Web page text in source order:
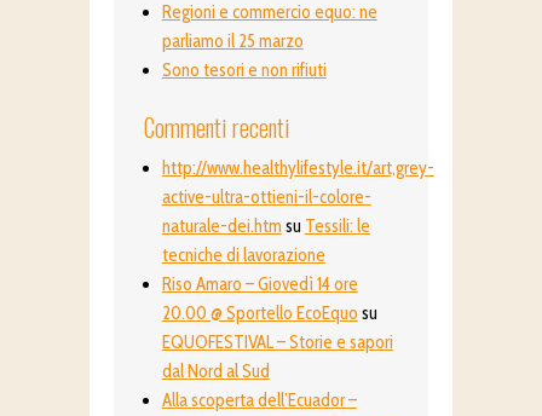
Regioni e commercio equo: ne
parliamo il 25 marzo
Sono tesori e non rifiuti
Commenti recenti
http://www.healthylifestyle.it/art,grey-
active-ultra-ottieni-il-colore-
naturale-dei.htm su Tessili: le
tecniche di lavorazione
Riso Amaro – Giovedì 14 ore
20.00 @ Sportello EcoEquo su
EQUOFESTIVAL – Storie e sapori
dal Nord al Sud
Alla scoperta dell’Ecuador –